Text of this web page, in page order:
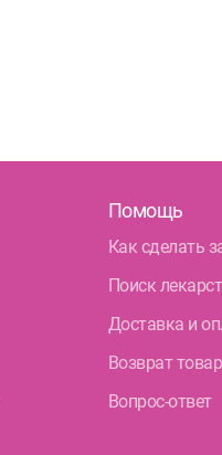
Помощь
Как сделать
Поиск
Доставка и
Возврат
Вопрос-ответ